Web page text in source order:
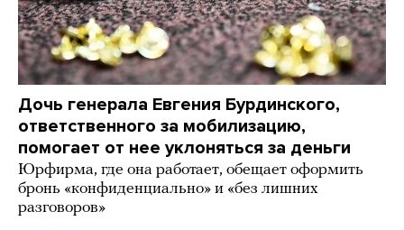
Дочь генерала Евгения Бурдинского,
ответственного за мобилизацию,
помогает от нее уклоняться за деньги
Юрфирма, где она работает, обещает оформить
бронь «конфиденциально» и «без лишних
разговоров»